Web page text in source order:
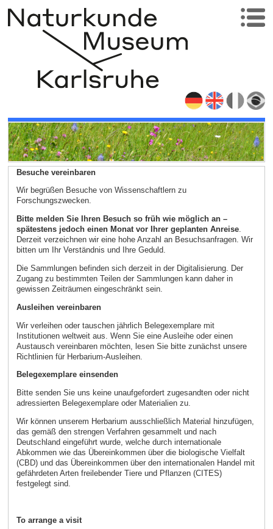
Besuche vereinbaren
Wir begrüßen Besuche von Wissenschaftlern zu
Forschungszwecken.
Bitte melden Sie Ihren Besuch so früh wie möglich an –
spätestens jedoch einen Monat vor Ihrer geplanten Anreise.
Derzeit verzeichnen wir eine hohe Anzahl an Besuchsanfragen. Wir
bitten um Ihr Verständnis und Ihre Geduld.
Die Sammlungen befinden sich derzeit in der Digitalisierung. Der
Zugang zu bestimmten Teilen der Sammlungen kann daher in
gewissen Zeiträumen eingeschränkt sein.
Ausleihen vereinbaren
Wir verleihen oder tauschen jährlich Belegexemplare mit
Institutionen weltweit aus. Wenn Sie eine Ausleihe oder einen
Austausch vereinbaren möchten, lesen Sie bitte zunächst unsere
Richtlinien für Herbarium-Ausleihen.
Belegexemplare einsenden
Bitte senden Sie uns keine unaufgefordert zugesandten oder nicht
adressierten Belegexemplare oder Materialien zu.
Wir können unserem Herbarium ausschließlich Material hinzufügen,
das gemäß den strengen Verfahren gesammelt und nach
Deutschland eingeführt wurde, welche durch internationale
Abkommen wie das Übereinkommen über die biologische Vielfalt
(CBD) und das Übereinkommen über den internationalen Handel mit
gefährdeten Arten freilebender Tiere und Pflanzen (CITES)
festgelegt sind.
To arrange a visit